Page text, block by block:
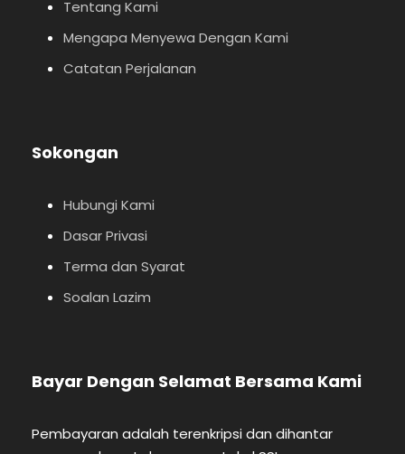
Tentang Kami
Mengapa Menyewa Dengan Kami
Catatan Perjalanan
Sokongan
Hubungi Kami
Dasar Privasi
Terma dan Syarat
Soalan Lazim
Bayar Dengan Selamat Bersama Kami
Pembayaran adalah terenkripsi dan dihantar